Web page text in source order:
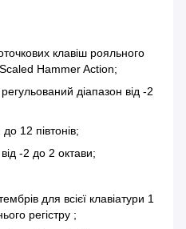
клавіш рояльного
Hammer Action;
діапазон від -2
12 півтонів;
-2 до 2 октави;
для всієї клавіатури 1
регістру ;